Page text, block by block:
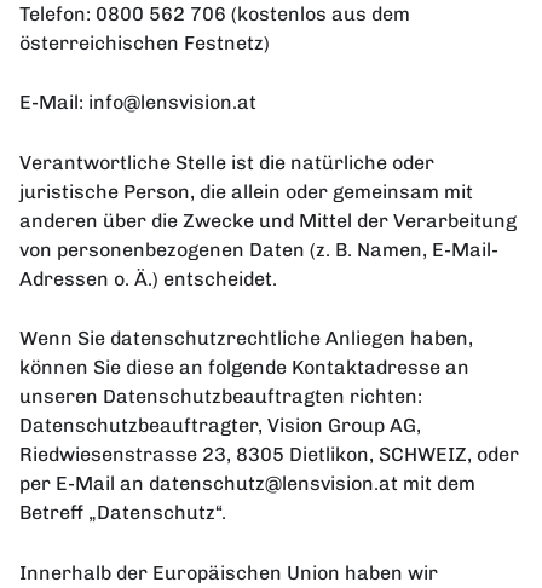
Telefon: 0800 562 706 (kostenlos aus dem
österreichischen Festnetz)
E-Mail: info@lensvision.at
Verantwortliche Stelle ist die natürliche oder
juristische Person, die allein oder gemeinsam mit
anderen über die Zwecke und Mittel der Verarbeitung
von personenbezogenen Daten (z. B. Namen, E-Mail-
Adressen o. Ä.) entscheidet.
Wenn Sie datenschutzrechtliche Anliegen haben,
können Sie diese an folgende Kontaktadresse an
unseren Datenschutzbeauftragten richten:
Datenschutzbeauftragter, Vision Group AG,
Riedwiesenstrasse 23, 8305 Dietlikon, SCHWEIZ, oder
per E-Mail an datenschutz@lensvision.at mit dem
Betreff „Datenschutz“.
Innerhalb der Europäischen Union haben wir